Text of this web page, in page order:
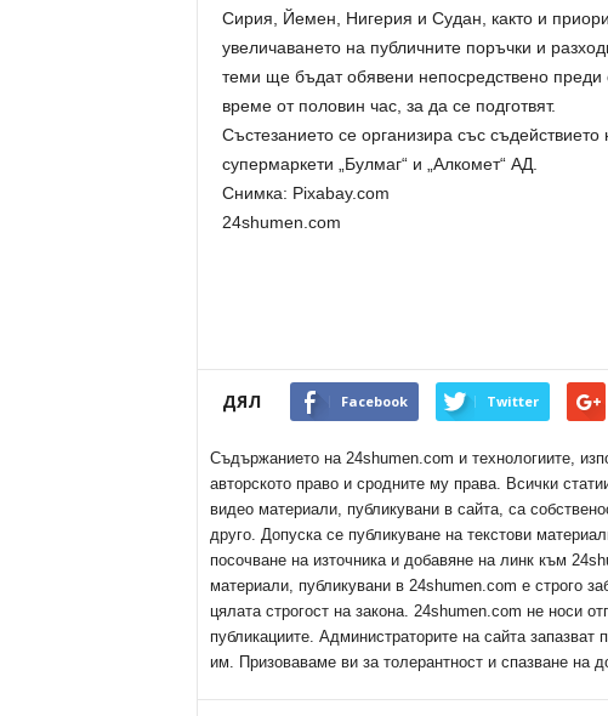
Сирия, Йемен, Нигерия и Судан, както и
увеличаването на публичните поръчки и
теми ще бъдат обявени непосредствено преди
време от половин час, за да се подготвят.
Състезанието се организира със
супермаркети „Булмаг“ и „Алкомет“ АД.
Снимка: Pixabay.com
24shumen.com
ДЯЛ Facebook Twitter
Съдържанието на 24shumen.com и технологиите,
авторското право и сродните му права. Всички
видео материали, публикувани в сайта, са
друго. Допуска се публикуване на текстови
посочване на източника и добавяне на линк към
материали, публикувани в 24shumen.com е строго
цялата строгост на закона. 24shumen.com не носи
публикациите. Администраторите на сайта запазват
им. Призоваваме ви за толерантност и спазване на